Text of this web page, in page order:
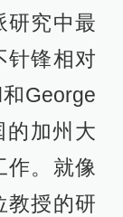
研究中最
针锋相对
George
的加州大
作。就像
教授的研